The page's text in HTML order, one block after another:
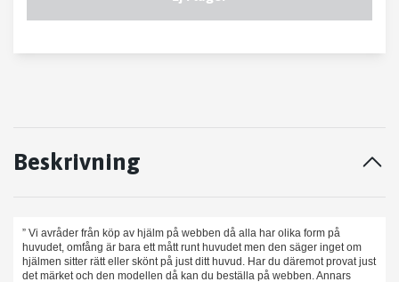
Beskrivning
” Vi avråder från köp av hjälm på webben då alla har olika form på
huvudet, omfång är bara ett mått runt huvudet men den säger inget om
hjälmen sitter rätt eller skönt på just ditt huvud. Har du däremot provat just
det märket och den modellen då kan du beställa på webben. Annars